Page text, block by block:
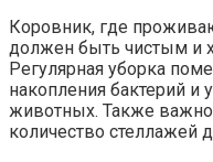
Коровник, где
должен быть чистым и
Регулярная уборка
накопления бактерий и
животных. Также важно
количество стеллажей